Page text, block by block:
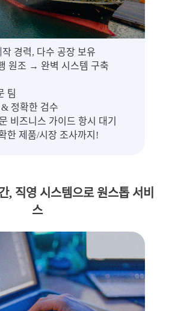
경력, 다수 공장 보유
원조 → 완벽 시스템 구축
팀
정확한 검수
비즈니스 가이드 항시 대기
한 제품/시장 조사까지!
, 직영 시스템으로 원스톱 서비
스